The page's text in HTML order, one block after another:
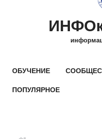
ОБУЧЕНИЕ
ПОПУЛЯРНОЕ